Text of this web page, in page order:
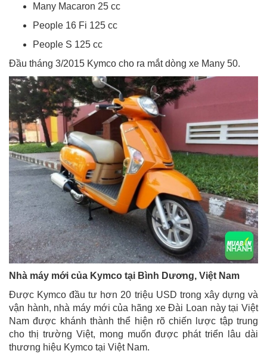
Many Macaron 25 cc
People 16 Fi 125 cc
People S 125 cc
Đầu tháng 3/2015 Kymco cho ra mắt dòng xe Many 50.
Nhà máy mới của Kymco tại Bình Dương, Việt Nam
Được Kymco đầu tư hơn 20 triệu USD trong xây dựng và
vận hành, nhà máy mới của hãng xe Đài Loan này tại Việt
Nam được khánh thành thể hiện rõ chiến lược tập trung
cho thị trường Việt, mong muốn được phát triển lâu dài
thương hiệu Kymco tại Việt Nam.